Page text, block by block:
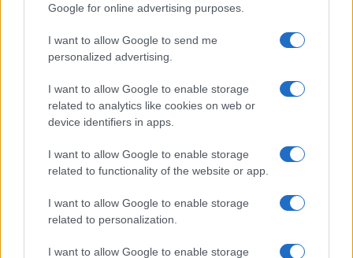
Google for online advertising purposes.
I want to allow Google to send me
personalized advertising.
I want to allow Google to enable storage
related to analytics like cookies on web or
device identifiers in apps.
I want to allow Google to enable storage
related to functionality of the website or app.
I want to allow Google to enable storage
related to personalization.
I want to allow Google to enable storage